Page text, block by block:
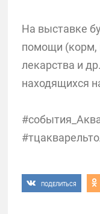
На выставке
помощи (корм,
лекарства и
находящихся
ПОДЕЛИТЬСЯ